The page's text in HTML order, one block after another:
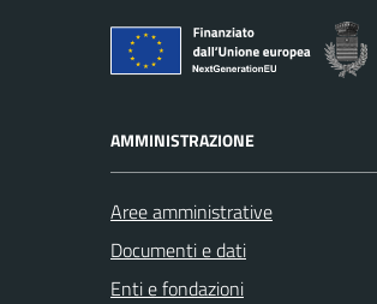
AMMINISTRAZIONE
Aree amministrative
Documenti e dati
Enti e fondazioni